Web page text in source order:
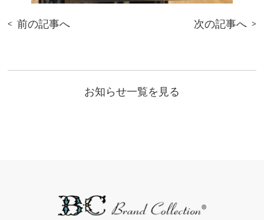
前の記事へ 次の記事へ
お知らせ一覧を見る